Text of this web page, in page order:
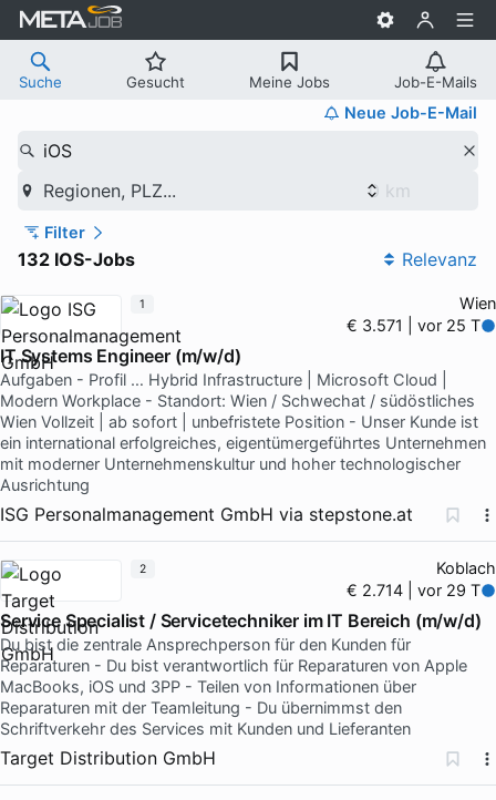
Suche Gesucht Meine Jobs Job-E-Mails
Neue Job-E-Mail
iOS
Regionen, PLZ...
Filter
132 IOS-Jobs Relevanz
Wien
€ 3.571 | vor 25 T
IT Systems Engineer (m/w/d)
Aufgaben - Profil … Hybrid Infrastructure | Microsoft Cloud |
Modern Workplace - Standort: Wien / Schwechat / südöstliches
Wien Vollzeit | ab sofort | unbefristete Position - Unser Kunde ist
ein international erfolgreiches, eigentümergeführtes Unternehmen
mit moderner Unternehmenskultur und hoher technologischer
Ausrichtung
ISG Personalmanagement GmbH via stepstone.at
1
Koblach
€ 2.714 | vor 29 T
Service Specialist / Servicetechniker im IT Bereich (m/w/d)
Du bist die zentrale Ansprechperson für den Kunden für
Reparaturen - Du bist verantwortlich für Reparaturen von Apple
MacBooks, iOS und 3PP - Teilen von Informationen über
Reparaturen mit der Teamleitung - Du übernimmst den
Schriftverkehr des Services mit Kunden und Lieferanten
Target Distribution GmbH
2